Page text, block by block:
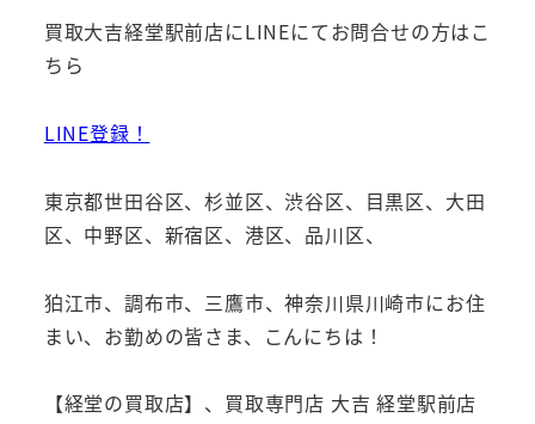
買取大吉経堂駅前店にLINEにてお問合せの方はこ
ちら
LINE登録！
東京都世田谷区、杉並区、渋谷区、目黒区、大田
区、中野区、新宿区、港区、品川区、
狛江市、調布市、三鷹市、神奈川県川崎市にお住
まい、お勤めの皆さま、こんにちは！
【経堂の買取店】、買取専門店 大吉 経堂駅前店